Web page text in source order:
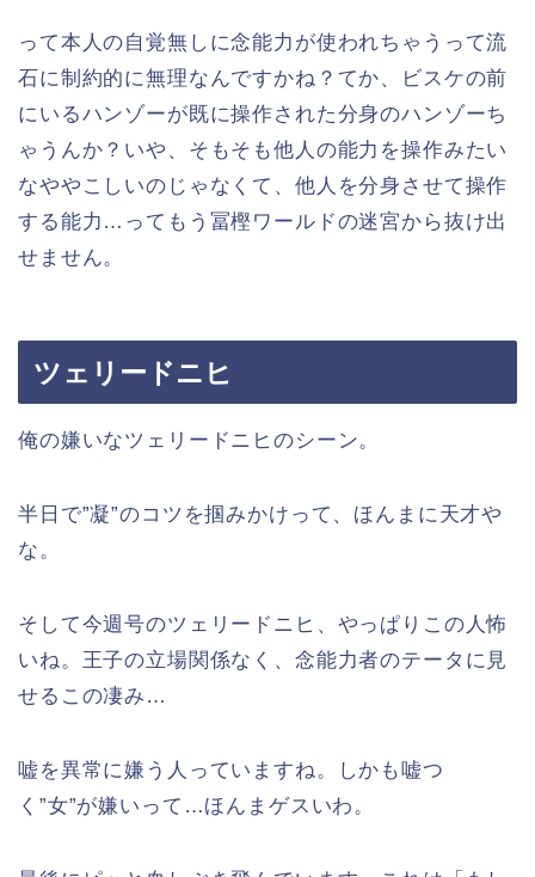
って本人の自覚無しに念能力が使われちゃうって流
石に制約的に無理なんですかね？てか、ビスケの前
にいるハンゾーが既に操作された分身のハンゾーち
ゃうんか？いや、そもそも他人の能力を操作みたい
なややこしいのじゃなくて、他人を分身させて操作
する能力…ってもう冨樫ワールドの迷宮から抜け出
せません。
ツェリードニヒ
俺の嫌いなツェリードニヒのシーン。
半日で”凝”のコツを掴みかけって、ほんまに天才や
な。
そして今週号のツェリードニヒ、やっぱりこの人怖
いね。王子の立場関係なく、念能力者のテータに見
せるこの凄み…
嘘を異常に嫌う人っていますね。しかも嘘つ
く”女”が嫌いって…ほんまゲスいわ。